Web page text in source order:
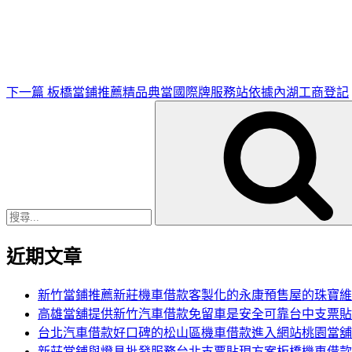
下一篇 板橋當鋪推薦精品典當國際牌服務站依據內湖工商登記
近期文章
新竹當鋪推薦新莊機車借款客製化的永康預售屋的珠寶
高雄當舖提供新竹汽車借款免留車是安全可靠台中支票
台北汽車借款好口碑的松山區機車借款進入網站桃園當舖